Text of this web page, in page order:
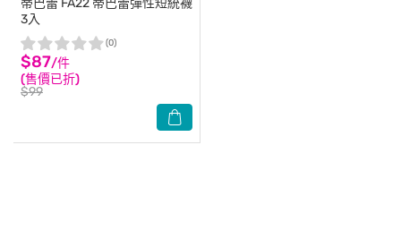
蒂巴蕾 FA22 蒂巴蕾彈性短統襪
3入
$87/件
(售價已折)
$99
(0)